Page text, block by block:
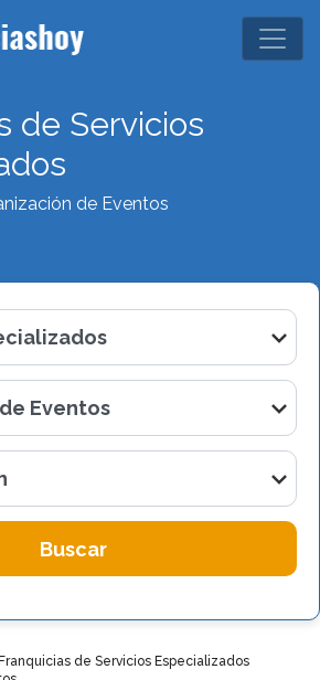
de Servicios
de Eventos
Buscar
Franquicias de Servicios Especializados